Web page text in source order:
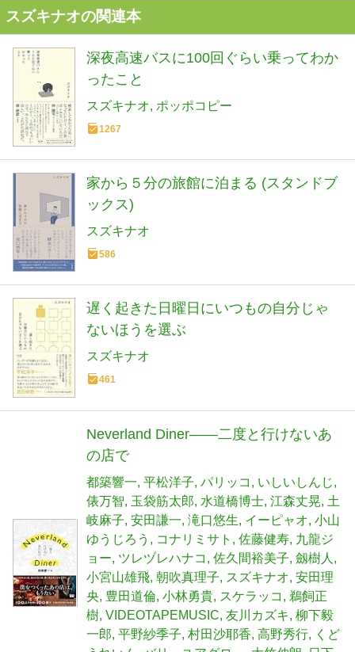
スズキナオの関連本
深夜高速バスに100回ぐらい乗ってわか
ったこと
スズキナオ ポッポコピー
1267
家から５分の旅館に泊まる (スタンドブ
ックス)
スズキナオ
586
遅く起きた日曜日にいつもの自分じゃ
ないほうを選ぶ
スズキナオ
461
Neverland Diner――二度と行けないあ
の店で
都築響一 平松洋子 パリッコ
いしいしんじ
俵万智 玉袋筋太郎 水道橋博士 江森丈晃 土
岐麻子 安田謙一 滝口悠生 イーピャオ 小山
ゆうじろう
コナリミサト 佐藤健寿 九龍ジ
ョー ツレヅレハナコ 佐久間裕美子 劔樹人
小宮山雄飛 朝吹真理子 スズキナオ 安田理
央 豊田道倫 小林勇貴 スケラッコ
鵜飼正
樹 VIDEOTAPEMUSIC 友川カズキ 柳下毅
一郎 平野紗季子 村田沙耶香 高野秀行
くど